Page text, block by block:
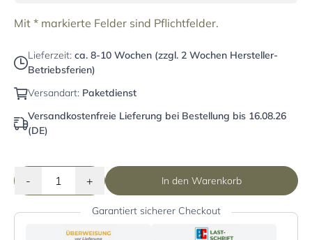
Mit * markierte Felder sind Pflichtfelder.
Lieferzeit: ca. 8-10 Wochen (zzgl. 2 Wochen Hersteller-
Betriebsferien)
Versandart: Paketdienst
Versandkostenfreie Lieferung bei Bestellung bis 16.08.26
(DE)
- + In den Warenkorb
Garantiert sicherer Checkout